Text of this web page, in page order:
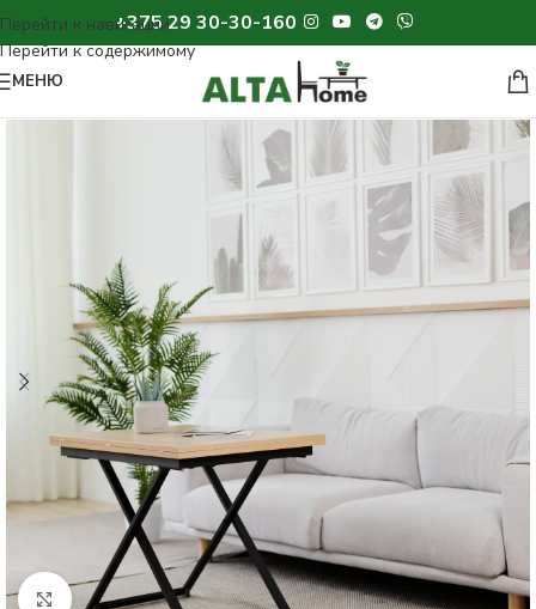
+375 29 30-30-160
МЕНЮ
Нажмите, чтобы увеличить изображение